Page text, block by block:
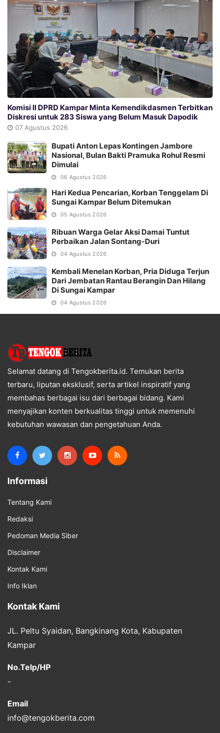
Komisi II DPRD Kampar Minta Kemendikdasmen Terbitkan
Diskresi untuk 283 Siswa yang Belum Masuk Dapodik
07 Agustus 2026
Bupati Anton Lepas Kontingen Jambore
Nasional, Bulan Bakti Pramuka Rohul Resmi
Dimulai
06 Agustus 2026
Hari Kedua Pencarian, Korban Tenggelam Di
Sungai Kampar Belum Ditemukan
05 Agustus 2026
Ribuan Warga Gelar Aksi Damai Tuntut
Perbaikan Jalan Sontang-Duri
04 Agustus 2026
Kembali Menelan Korban, Pria Diduga Terjun
Dari Jembatan Rantau Berangin Dan Hilang
Di Sungai Kampar
04 Agustus 2026
Selamat datang di Tengokberita.id. Temukan berita
terbaru, liputan eksklusif, serta artikel inspiratif yang
membahas berbagai isu dari berbagai bidang. Kami
menyajikan konten berkualitas tinggi untuk memenuhi
kebutuhan wawasan dan pengetahuan Anda.
Informasi
Tentang Kami
Redaksi
Pedoman Media Siber
Disclaimer
Kontak Kami
Info Iklan
Kontak Kami
JL. Peltu Syaidan, Bangkinang Kota, Kabupaten
Kampar
No.Telp/HP
-
Email
info@tengokberita.com